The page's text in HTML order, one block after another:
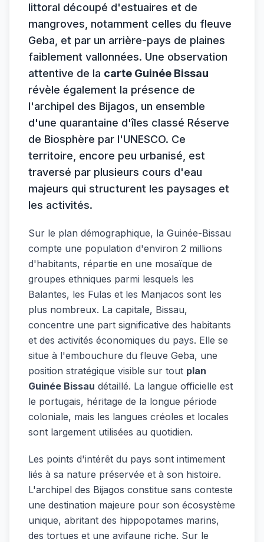
littoral découpé d'estuaires et de
mangroves, notamment celles du fleuve
Geba, et par un arrière-pays de plaines
faiblement vallonnées. Une observation
attentive de la carte Guinée Bissau
révèle également la présence de
l'archipel des Bijagos, un ensemble
d'une quarantaine d'îles classé Réserve
de Biosphère par l'UNESCO. Ce
territoire, encore peu urbanisé, est
traversé par plusieurs cours d'eau
majeurs qui structurent les paysages et
les activités.
Sur le plan démographique, la Guinée-Bissau
compte une population d'environ 2 millions
d'habitants, répartie en une mosaïque de
groupes ethniques parmi lesquels les
Balantes, les Fulas et les Manjacos sont les
plus nombreux. La capitale, Bissau,
concentre une part significative des habitants
et des activités économiques du pays. Elle se
situe à l'embouchure du fleuve Geba, une
position stratégique visible sur tout plan
Guinée Bissau détaillé. La langue officielle est
le portugais, héritage de la longue période
coloniale, mais les langues créoles et locales
sont largement utilisées au quotidien.
Les points d'intérêt du pays sont intimement
liés à sa nature préservée et à son histoire.
L'archipel des Bijagos constitue sans conteste
une destination majeure pour son écosystème
unique, abritant des hippopotames marins,
des tortues et une avifaune riche. Sur le